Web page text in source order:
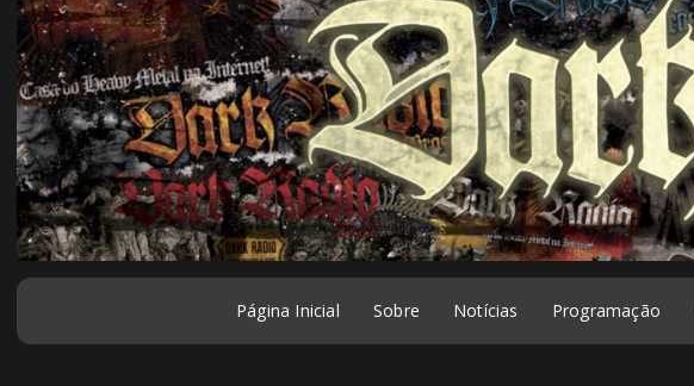
Página Inicial Sobre Notícias Programação